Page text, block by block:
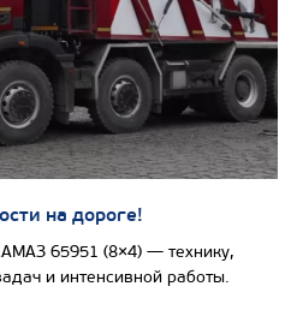
м3
Узнать цену
на дороге!
65951 (8×4) — технику,
и интенсивной работы.